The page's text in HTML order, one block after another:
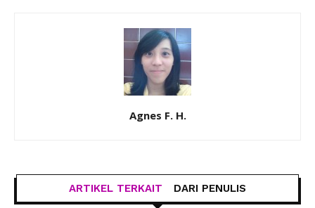
Agnes F. H.
ARTIKEL TERKAIT DARI PENULIS